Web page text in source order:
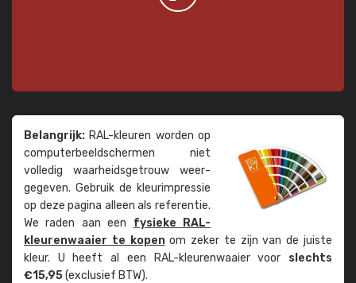
Belangrijk: RAL-kleuren worden op
computer­beeld­schermen niet
volledig waarheids­­getrouw weer­
gegeven. Gebruik de kleur­impressie
op deze pagina alleen als referentie.
We raden aan een fysieke RAL-
kleuren­waaier te kopenom zeker te zijn van de juiste
kleur. U heeft al een RAL-kleuren­waaier voor slechts
€15,95(exclusief BTW).